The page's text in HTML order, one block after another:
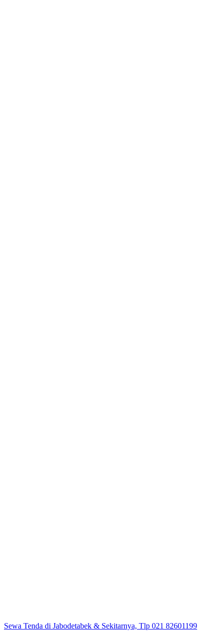
Sewa Tenda di Jabodetabek & Sekitarnya, Tlp 021 82601199